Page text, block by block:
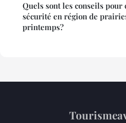
Quels sont les conseils pour
sécurité en région de
printemps?